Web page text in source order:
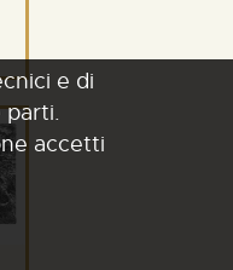
e di
parti.
accetti